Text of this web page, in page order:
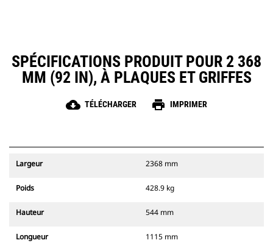
SPÉCIFICATIONS PRODUIT POUR 2 368
MM (92 IN), À PLAQUES ET GRIFFES
cloud_download TÉLÉCHARGER print IMPRIMER
Largeur 2368 mm
Poids 428.9 kg
Hauteur 544 mm
Longueur 1115 mm